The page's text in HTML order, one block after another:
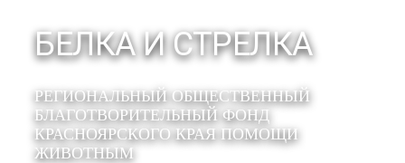
БЕЛКА И СТРЕЛКА
РЕГИОНАЛЬНЫЙ ОБЩЕСТВЕННЫЙ
БЛАГОТВОРИТЕЛЬНЫЙ ФОНД
КРАСНОЯРСКОГО КРАЯ ПОМОЩИ
ЖИВОТНЫМ